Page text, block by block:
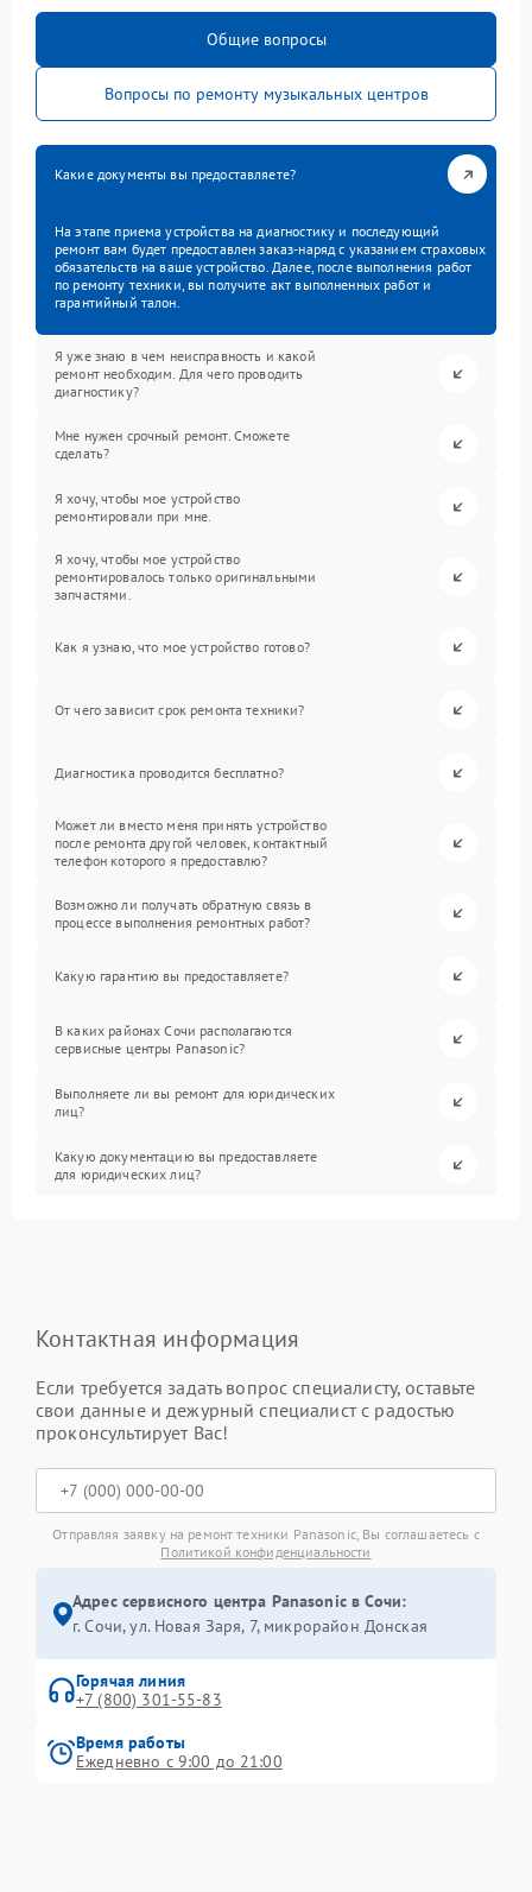
Общие вопросы
Вопросы по ремонту музыкальных центров
Какие документы вы предоставляете?
На этапе приема устройства на диагностику и последующий
ремонт вам будет предоставлен заказ-наряд с указанием страховых
обязательств на ваше устройство. Далее, после выполнения работ
по ремонту техники, вы получите акт выполненных работ и
гарантийный талон.
Я уже знаю в чем неисправность и какой
ремонт необходим. Для чего проводить
диагностику?
Мне нужен срочный ремонт. Сможете
сделать?
Я хочу, чтобы мое устройство
ремонтировали при мне.
Я хочу, чтобы мое устройство
ремонтировалось только оригинальными
запчастями.
Как я узнаю, что мое устройство готово?
От чего зависит срок ремонта техники?
Диагностика проводится бесплатно?
Может ли вместо меня принять устройство
после ремонта другой человек, контактный
телефон которого я предоставлю?
Возможно ли получать обратную связь в
процессе выполнения ремонтных работ?
Какую гарантию вы предоставляете?
В каких районах Сочи располагаются
сервисные центры Panasonic?
Выполняете ли вы ремонт для юридических
лиц?
Какую документацию вы предоставляете
для юридических лиц?
Контактная информация
Если требуется задать вопрос специалисту, оставьте
свои данные и дежурный специалист с радостью
проконсультирует Вас!
Отправляя заявку на ремонт техники Panasonic, Вы соглашаетесь с
Политикой конфиденциальности
Адрес сервисного центра Panasonic в Сочи:
г. Сочи, ул. Новая Заря, 7, микрорайон Донская
Горячая линия
+7 (800) 301-55-83
Время работы
Ежедневно с 9:00 до 21:00